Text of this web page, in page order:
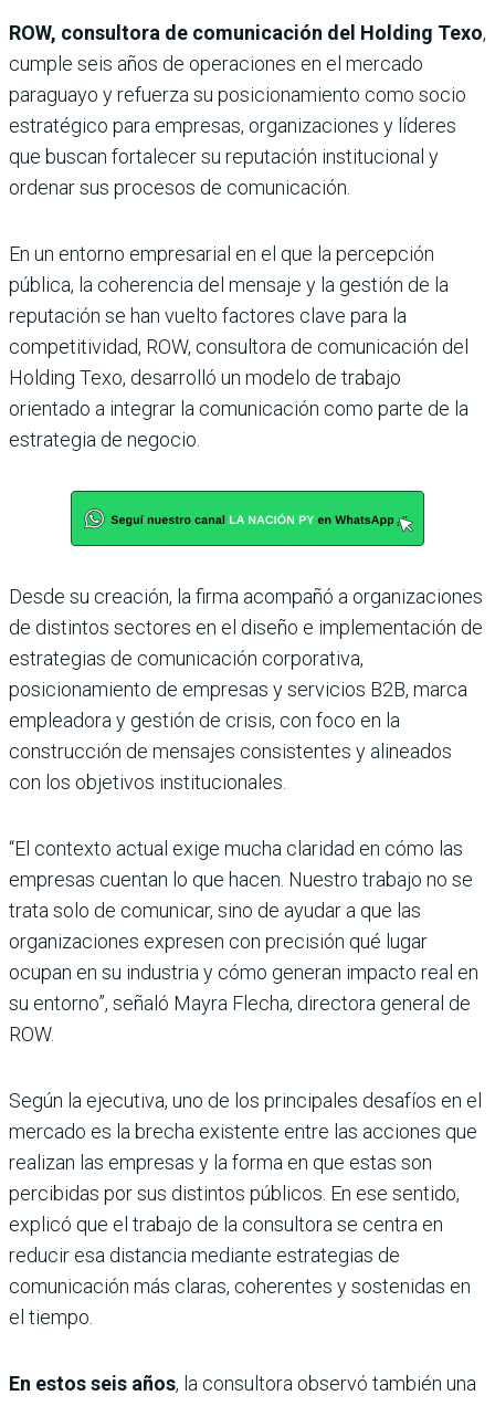
ROW, consultora de comunicación del Holding Texo,
cumple seis años de operaciones en el mercado
paraguayo y refuerza su posicionamiento como socio
estratégico para empresas, organizaciones y líderes
que buscan fortalecer su reputación institucional y
ordenar sus procesos de comunicación.
En un entorno empresarial en el que la percepción
pública, la coherencia del mensaje y la gestión de la
reputación se han vuelto factores clave para la
competitividad, ROW, consultora de comunicación del
Holding Texo, desarrolló un modelo de trabajo
orientado a integrar la comunicación como parte de la
estrategia de negocio.
Desde su creación, la firma acompañó a organizaciones
de distintos sectores en el diseño e implementación de
estrategias de comunicación corporativa,
posicionamiento de empresas y servicios B2B, marca
empleadora y gestión de crisis, con foco en la
construcción de mensajes consistentes y alineados
con los objetivos institucionales.
“El contexto actual exige mucha claridad en cómo las
empresas cuentan lo que hacen. Nuestro trabajo no se
trata solo de comunicar, sino de ayudar a que las
organizaciones expresen con precisión qué lugar
ocupan en su industria y cómo generan impacto real en
su entorno”, señaló Mayra Flecha, directora general de
ROW.
Según la ejecutiva, uno de los principales desafíos en el
mercado es la brecha existente entre las acciones que
realizan las empresas y la forma en que estas son
percibidas por sus distintos públicos. En ese sentido,
explicó que el trabajo de la consultora se centra en
reducir esa distancia mediante estrategias de
comunicación más claras, coherentes y sostenidas en
el tiempo.
En estos seis años, la consultora observó también una